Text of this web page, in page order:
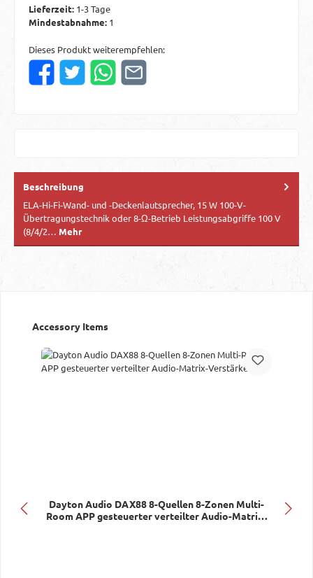
Lieferzeit: 1-3 Tage
Mindestabnahme: 1
Dieses Produkt weiterempfehlen:
Beschreibung
ELA-Hi-Fi-Wand- und -Deckenlautsprecher, 15 W 100-V-
Übertragungstechnik oder 8-Ω-Betrieb Leistungsabgriffe 100 V
(8/4/2… Mehr
Produktgalerie überspringen
Accessory Items
Dayton Audio DAX88 8-Quellen 8-Zonen Multi-
Room APP gesteuerter verteilter Audio-Matrix-